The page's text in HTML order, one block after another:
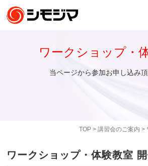
TOP> 講習会のご案内 >
ワークショップ・
当ページから参加お申し込み頂
ワークショップ・体験教室